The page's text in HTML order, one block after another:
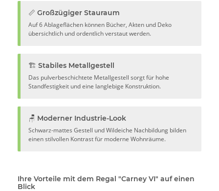
📏 Großzügiger Stauraum
Auf 6 Ablageflächen können Bücher, Akten und Deko
übersichtlich und ordentlich verstaut werden.
🏗️ Stabiles Metallgestell
Das pulverbeschichtete Metallgestell sorgt für hohe
Standfestigkeit und eine langlebige Konstruktion.
🪑 Moderner Industrie-Look
Schwarz-mattes Gestell und Wildeiche Nachbildung bilden
einen stilvollen Kontrast für moderne Wohnräume.
Ihre Vorteile mit dem Regal "Carney VI" auf einen
Blick